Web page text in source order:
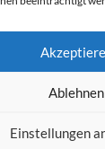
Ablehnen
Einstellungen
STARTSEITE
KOOPERATIONEN
Ihrer
Sie auf
der die